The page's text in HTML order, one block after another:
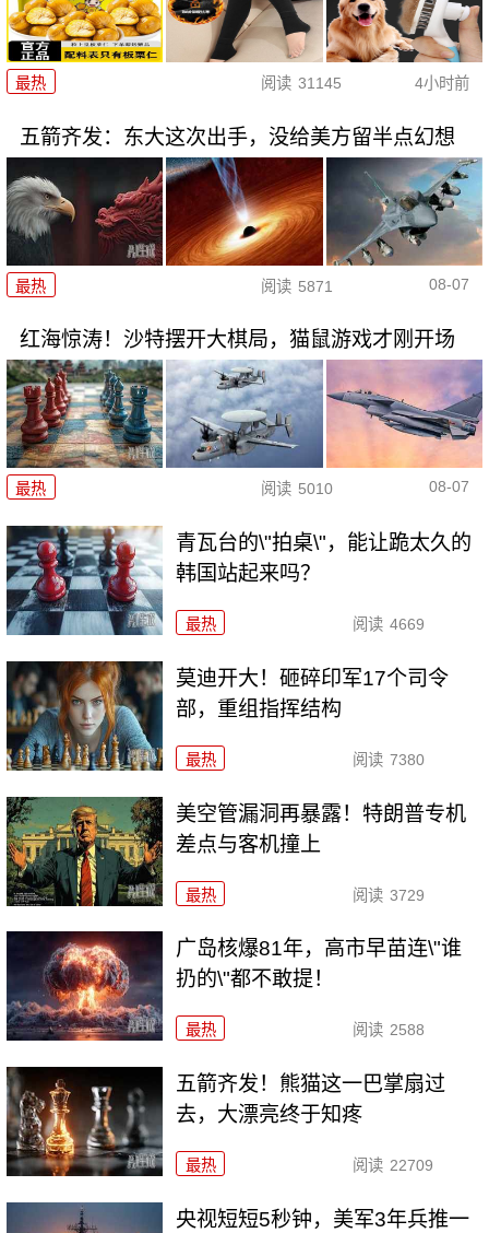
最热 阅读 31145 4小时前
五箭齐发：东大这次出手，没给美方留半点幻想
最热 阅读 5871 08-07
红海惊涛！沙特摆开大棋局，猫鼠游戏才刚开场
最热 阅读 5010 08-07
青瓦台的\"拍桌\"，能让跪太久的
韩国站起来吗？
最热 阅读 4669
莫迪开大！砸碎印军17个司令
部，重组指挥结构
最热 阅读 7380
美空管漏洞再暴露！特朗普专机
差点与客机撞上
最热 阅读 3729
广岛核爆81年，高市早苗连\"谁
扔的\"都不敢提！
最热 阅读 2588
五箭齐发！熊猫这一巴掌扇过
去，大漂亮终于知疼
最热 阅读 22709
央视短短5秒钟，美军3年兵推一